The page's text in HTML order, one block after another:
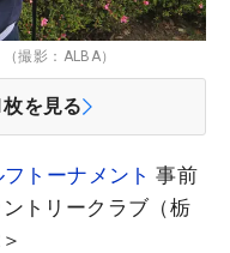
撮影：ALBA）
枚を見る
トーナメント 事前
トリークラブ（栃